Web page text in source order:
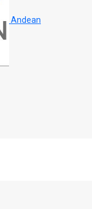
Andean